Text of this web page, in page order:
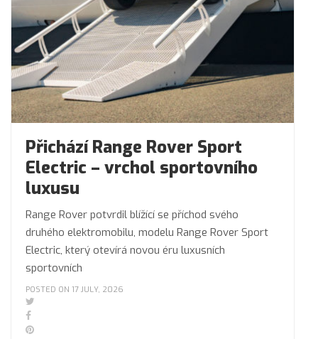
Přichází Range Rover Sport
Electric – vrchol sportovního
luxusu
Range Rover potvrdil blížící se příchod svého
druhého elektromobilu, modelu Range Rover Sport
Electric, který otevírá novou éru luxusních
sportovních
POSTED ON 17 JULY, 2026